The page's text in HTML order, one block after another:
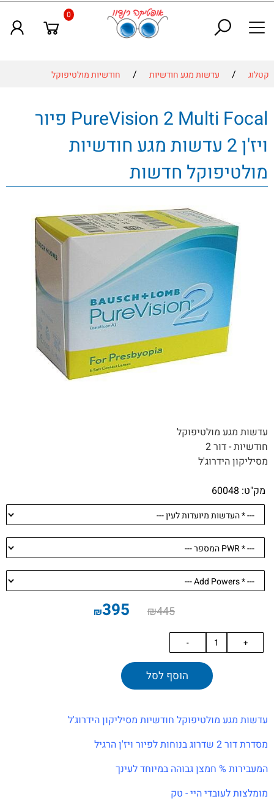
0
קטלוג / עדשות מגע חודשיות / חודשיות מולטיפוקל
PureVision 2 Multi Focal פיור
ויז'ן 2 עדשות מגע חודשיות
מולטיפוקל חדשות
עדשות מגע מולטיפוקל
חודשיות - דור 2
מסיליקון הידרוג'ל
מק"ט: 60048
₪445
₪395
הוסף לסל
עדשות מגע מולטיפוקל חודשיות מסיליקון הידרוג'ל
מסדרת דור 2 שדרוג בנוחות לפיור ויז'ן הרגיל
המעבירות % חמצן גבוהה במיוחד לעינך
מומלצות לעובדי היי - טק